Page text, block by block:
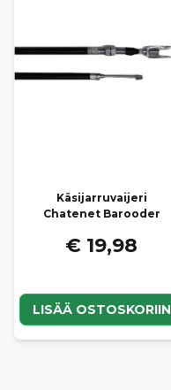
Käsijarruvaijeri
Chatenet Barooder
€ 19,98
LISÄÄ OSTOSKORIIN